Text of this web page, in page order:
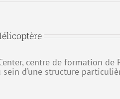
centre de formation
d’une structure